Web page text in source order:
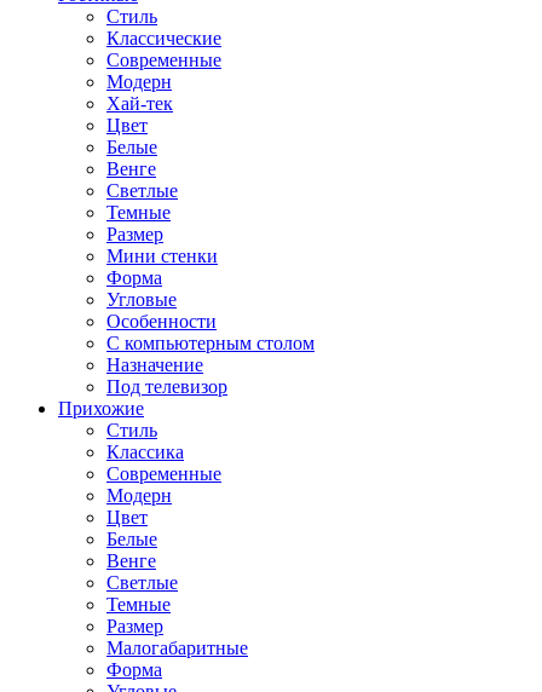
Стиль
Классические
Современные
Модерн
Хай-тек
Цвет
Белые
Венге
Светлые
Темные
Размер
Мини стенки
Форма
Угловые
Особенности
С компьютерным столом
Назначение
Под телевизор
Прихожие
Стиль
Классика
Современные
Модерн
Цвет
Белые
Венге
Светлые
Темные
Размер
Малогабаритные
Форма